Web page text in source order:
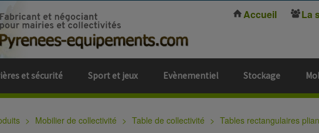
et sécurité Sport et jeux Evènementiel Stockage
Accueil La
Mobilier de collectivité Table de collectivité Tables rectangulaires